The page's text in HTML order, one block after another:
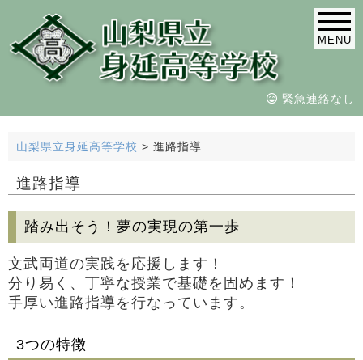
MENU
緊急連絡なし
山梨県立身延高等学校 > 進路指導
進路指導
踏み出そう！夢の実現の第一歩
文武両道の実践を応援します！
分り易く、丁寧な授業で基礎を固めます！
手厚い進路指導を行なっています。
3つの特徴